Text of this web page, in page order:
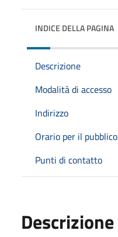
INDICE DELLA PAGINA
Descrizione
Modalità di accesso
Indirizzo
Orario per il pubblico
Punti di contatto
Descrizione